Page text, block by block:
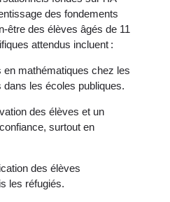
des fondements
être des élèves âgés de 11
attendus incluent :
en mathématiques chez les
dans les écoles publiques.
des élèves et un
surtout en
des élèves
les réfugiés.